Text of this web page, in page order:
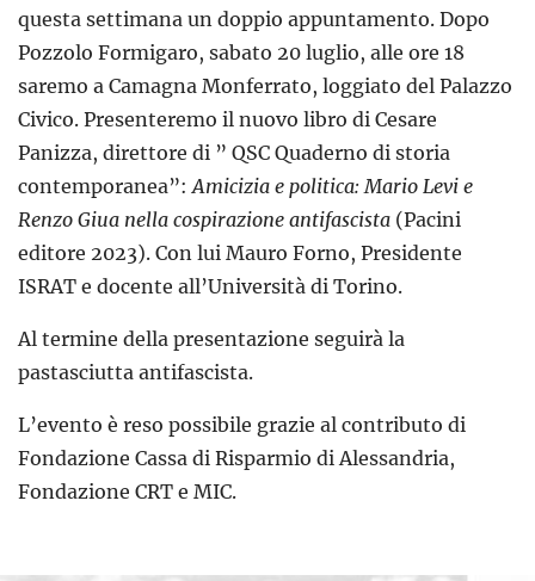
questa settimana un doppio appuntamento. Dopo
Pozzolo Formigaro, sabato 20 luglio, alle ore 18
saremo a Camagna Monferrato, loggiato del Palazzo
Civico. Presenteremo il nuovo libro di Cesare
Panizza, direttore di ” QSC Quaderno di storia
contemporanea”:Amicizia e politica: Mario Levi e
Renzo Giua nella cospirazione antifascista (Pacini
editore 2023). Con lui Mauro Forno, Presidente
ISRAT e docente all’Università di Torino.
Al termine della presentazione seguirà la
pastasciutta antifascista.
L’evento è reso possibile grazie al contributo di
Fondazione Cassa di Risparmio di Alessandria,
Fondazione CRT e MIC.